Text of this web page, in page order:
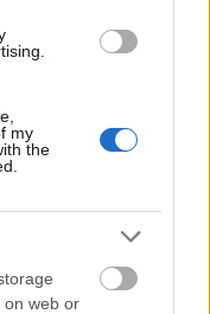
my
the
on web or